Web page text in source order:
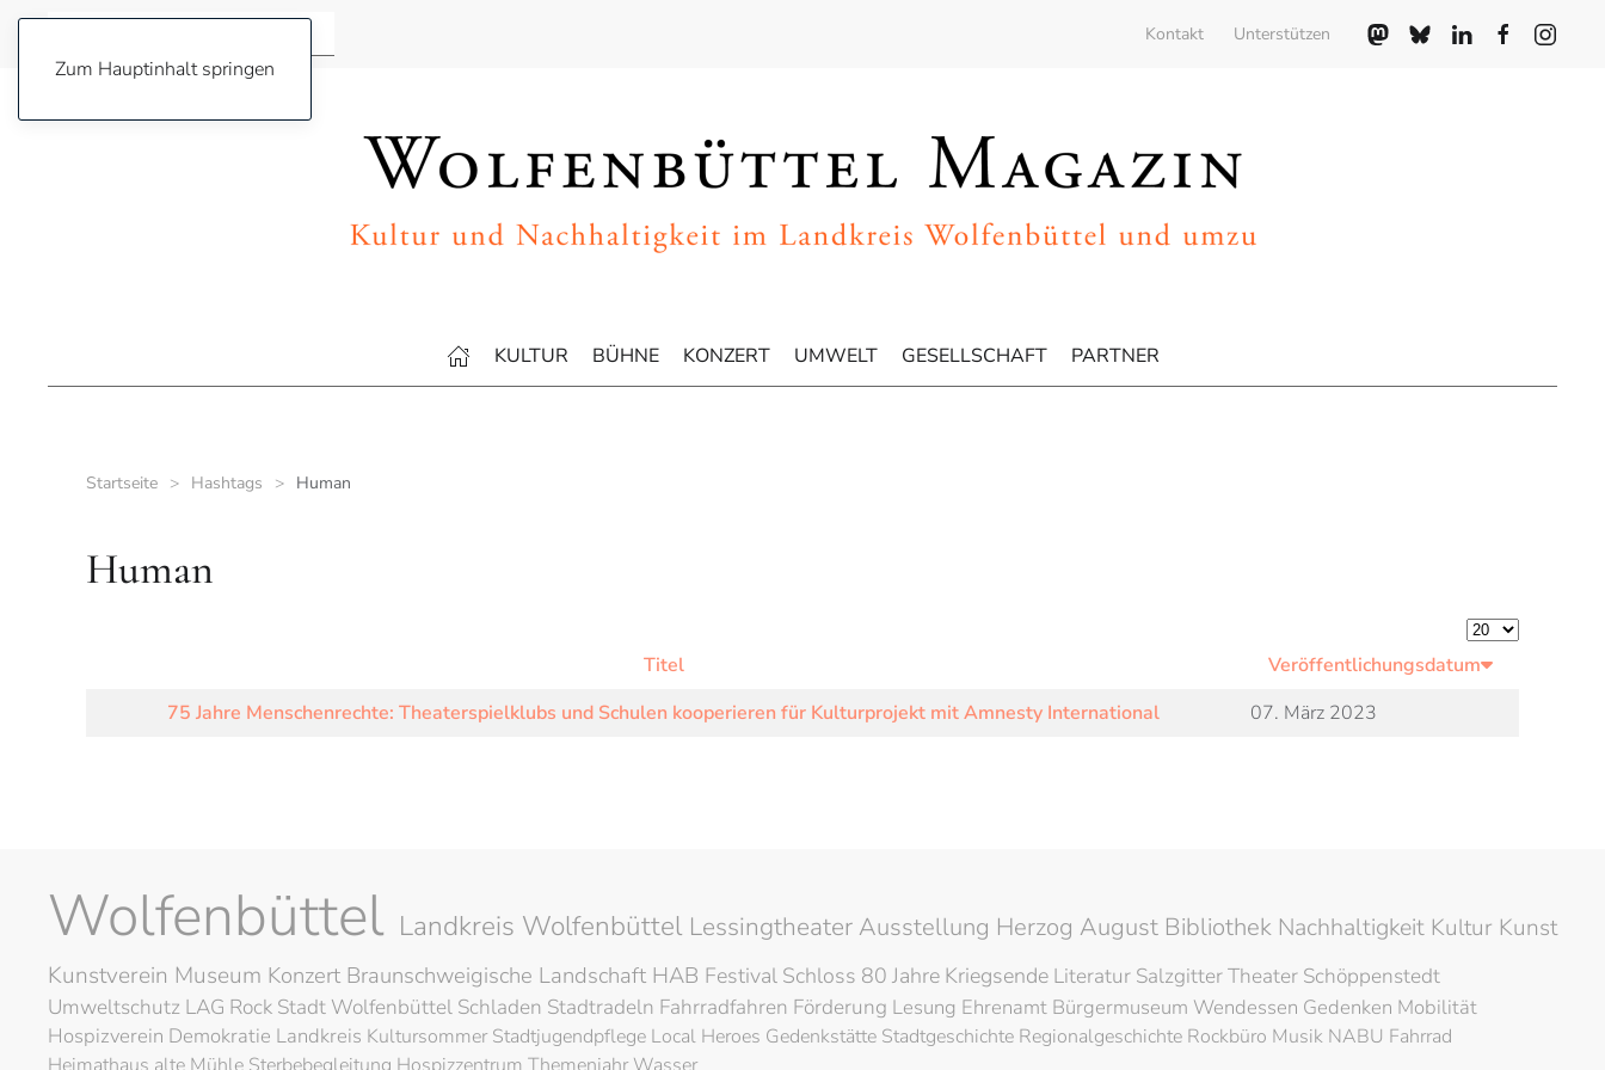
Zum Hauptinhalt springen
Kontakt Unterstützen
KULTUR BÜHNE KONZERT UMWELT GESELLSCHAFT PARTNER
Startseite Hashtags Human
Human
Anzeige #
Titel
Veröffentlichungsdatum
75 Jahre Menschenrechte: Theaterspielklubs und Schulen kooperieren für Kulturprojekt mit Amnesty International
07. März 2023
Wolfenbüttel Landkreis Wolfenbüttel Lessingtheater Ausstellung Herzog August Bibliothek Nachhaltigkeit Kultur Kunst
Kunstverein Museum Konzert Braunschweigische Landschaft HAB Festival Schloss 80 Jahre Kriegsende Literatur SalzgitterTheater Schöppenstedt
Umweltschutz LAG Rock Stadt Wolfenbüttel Schladen Stadtradeln Fahrradfahren Förderung Lesung Ehrenamt Bürgermuseum Wendessen Gedenken Mobilität
Hospizverein Demokratie Landkreis KultursommerStadtjugendpflege Local Heroes Gedenkstätte Stadtgeschichte Regionalgeschichte Rockbüro Musik NABU Fahrrad